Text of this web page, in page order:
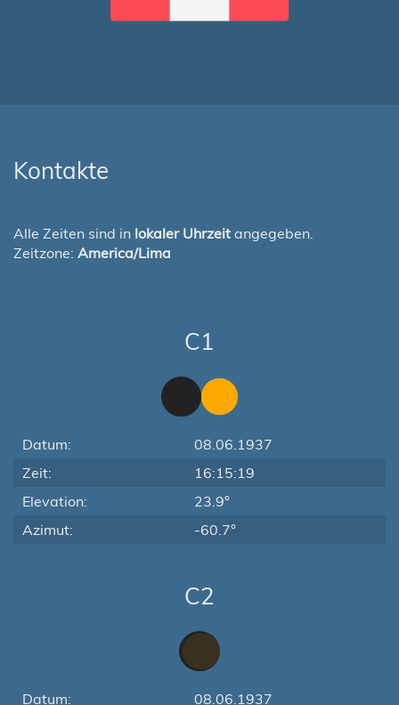
Kontakte
Alle Zeiten sind in lokaler Uhrzeit angegeben.
Zeitzone: America/Lima
C1
Datum:
08.06.1937
Zeit:
16:15:19
Elevation:
23.9°
Azimut:
-60.7°
C2
Datum: 08.06.1937